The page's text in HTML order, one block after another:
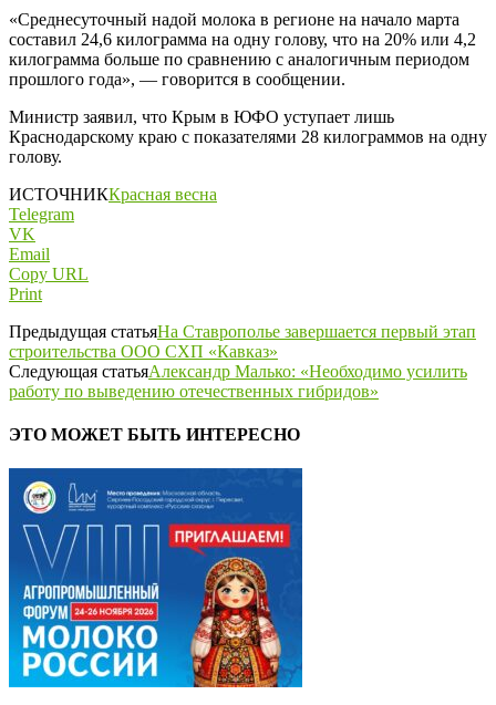
«Среднесуточный надой молока в регионе на начало марта
составил 24,6 килограмма на одну голову, что на 20% или 4,2
килограмма больше по сравнению с аналогичным периодом
прошлого года», — говорится в сообщении.
Министр заявил, что Крым в ЮФО уступает лишь
Краснодарскому краю с показателями 28 килограммов на одну
голову.
ИСТОЧНИККрасная весна
Telegram
VK
Email
Copy URL
Print
Предыдущая статьяНа Ставрополье завершается первый этап
строительства ООО СХП «Кавказ»
Следующая статьяАлександр Малько: «Необходимо усилить
работу по выведению отечественных гибридов»
ЭТО МОЖЕТ БЫТЬ ИНТЕРЕСНО